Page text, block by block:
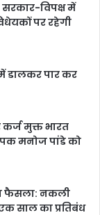
विपक्ष में
पर रहेगी
डालकर पार कर
कर्ज मुक्त भारत
मनोज पांडे को
फैसला: नकली
साल का प्रतिबंध